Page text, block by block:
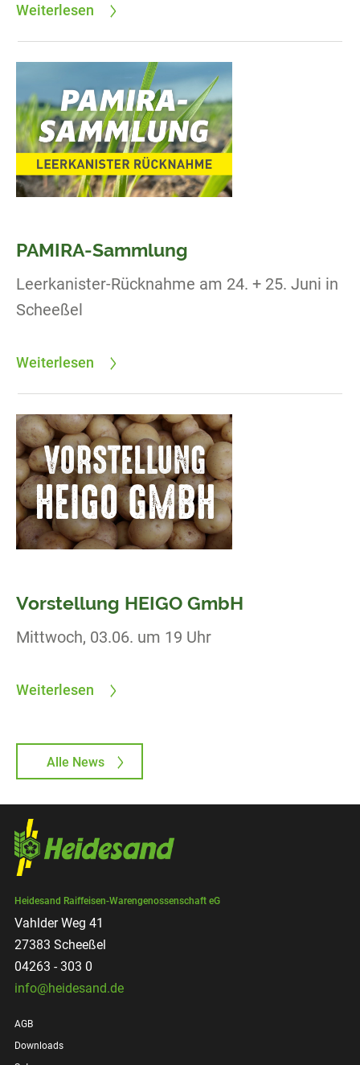
Weiterlesen
PAMIRA-Sammlung
Leerkanister-Rücknahme am 24. + 25. Juni in
Scheeßel
Weiterlesen
Vorstellung HEIGO GmbH
Mittwoch, 03.06. um 19 Uhr
Weiterlesen
Alle News
Heidesand Raiffeisen-Warengenossenschaft eG
Vahlder Weg 41
27383 Scheeßel
04263 - 303 0
info@heidesand.de
AGB
Downloads